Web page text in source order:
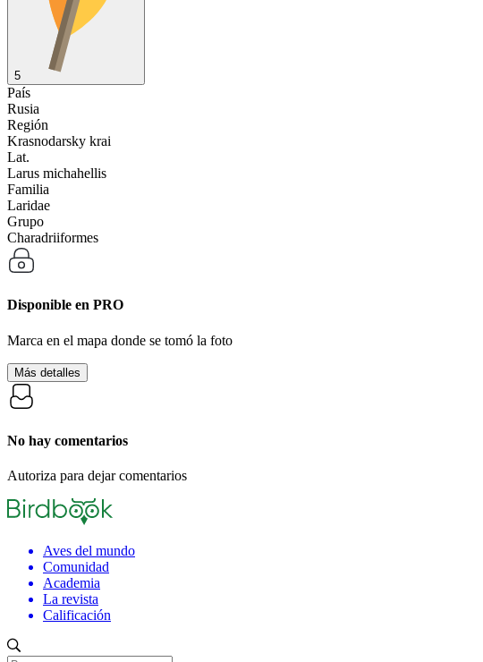
5
País
Rusia
Región
Krasnodarsky krai
Lat.
Larus michahellis
Familia
Laridae
Grupo
Charadriiformes
Disponible en PRO
Marca en el mapa donde se tomó la foto
Más detalles
No hay comentarios
Autoriza para dejar comentarios
Aves del mundo
Comunidad
Academia
La revista
Calificación